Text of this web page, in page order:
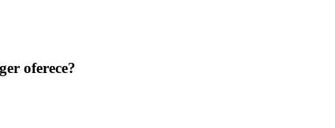
oferece?